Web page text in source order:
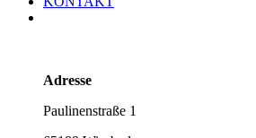
Adresse
Paulinenstraße 1